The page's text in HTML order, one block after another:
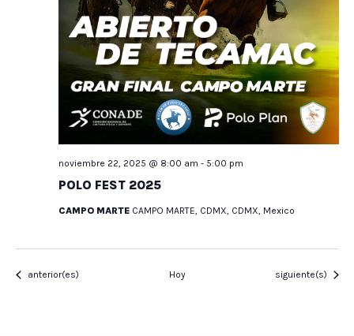
POLO FEST 2025
noviembre 22, 2025 @ 8:00 am - 5:00 pm
CAMPO MARTE CAMPO MARTE, CDMX, CDMX, Mexico
Eventos
anterior(es) Hoy Eventos
siguiente(s)